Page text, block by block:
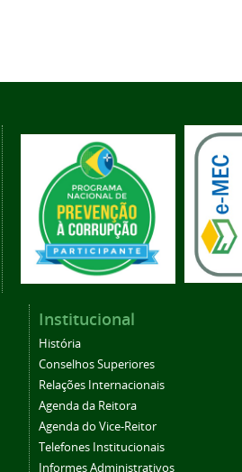
Institucional
História
Conselhos Superiores
Relações Internacionais
Agenda da Reitora
Agenda do Vice-Reitor
Telefones Institucionais
Informes Administrativos